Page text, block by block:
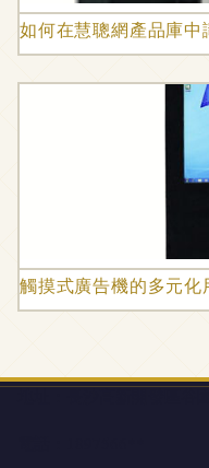
如何在慧聰網產品庫
觸摸式廣告機的多元化